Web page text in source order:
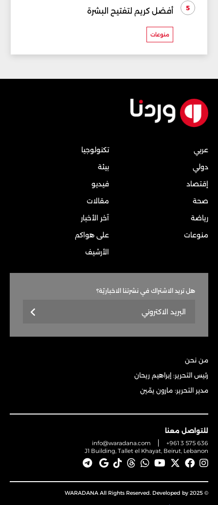
5 أفضل كريم لتفتيح البشرة
منوعات
عربي
دولي
إقتصاد
صحة
رياضة
منوعات
تكنولوجيا
بيئة
فيديو
مقالات
آخر الأخبار
على هواكم
الأرشيف
هل تريد الاشتراك في نشرتنا الاخباريّة؟
من نحن
رئيس التحرير: إبراهيم ريحان
مدير التحرير: مارون يمّين
للتواصل معنا
info@waradana.com
+961 3 575 636
J1 Building, Tallet el Khayat, Beirut, Lebanon
© 2025 WARADANA All Rights Reserved. Developed by